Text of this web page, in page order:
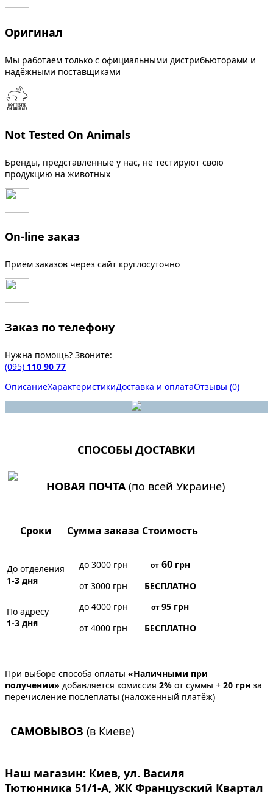
Оригинал
Мы работаем только с официальными дистрибьюторами и
надёжными поставщиками
Not Tested On Animals
Бренды, представленные у нас, не тестируют свою
продукцию на животных
On-line заказ
Приём заказов через сайт круглосуточно
Заказ по телефону
Нужна помощь? Звоните:
(095) 110 90 77
ОписаниеХарактеристикиДоставка и оплатаОтзывы (0)
СПОСОБЫ ДОСТАВКИ
НОВАЯ ПОЧТА(по всей Украине)
Сроки Сумма заказа Стоимость
До отделения
1-3 дня
до 3000 грн от60грн
от 3000 грн
БЕСПЛАТНО
По адресу
1-3 дня
до 4000 грн от95 грн
от 4000 грн
БЕСПЛАТНО
При выборе способа оплаты «Наличными при
получении» добавляется комиссия 2% от суммы + 20 грн за
перечисление послеплаты (наложенный платёж)
САМОВЫВОЗ (в Киеве)
Наш магазин: Киев, ул. Василя
Тютюнника 51/1-А, ЖК Французский Квартал